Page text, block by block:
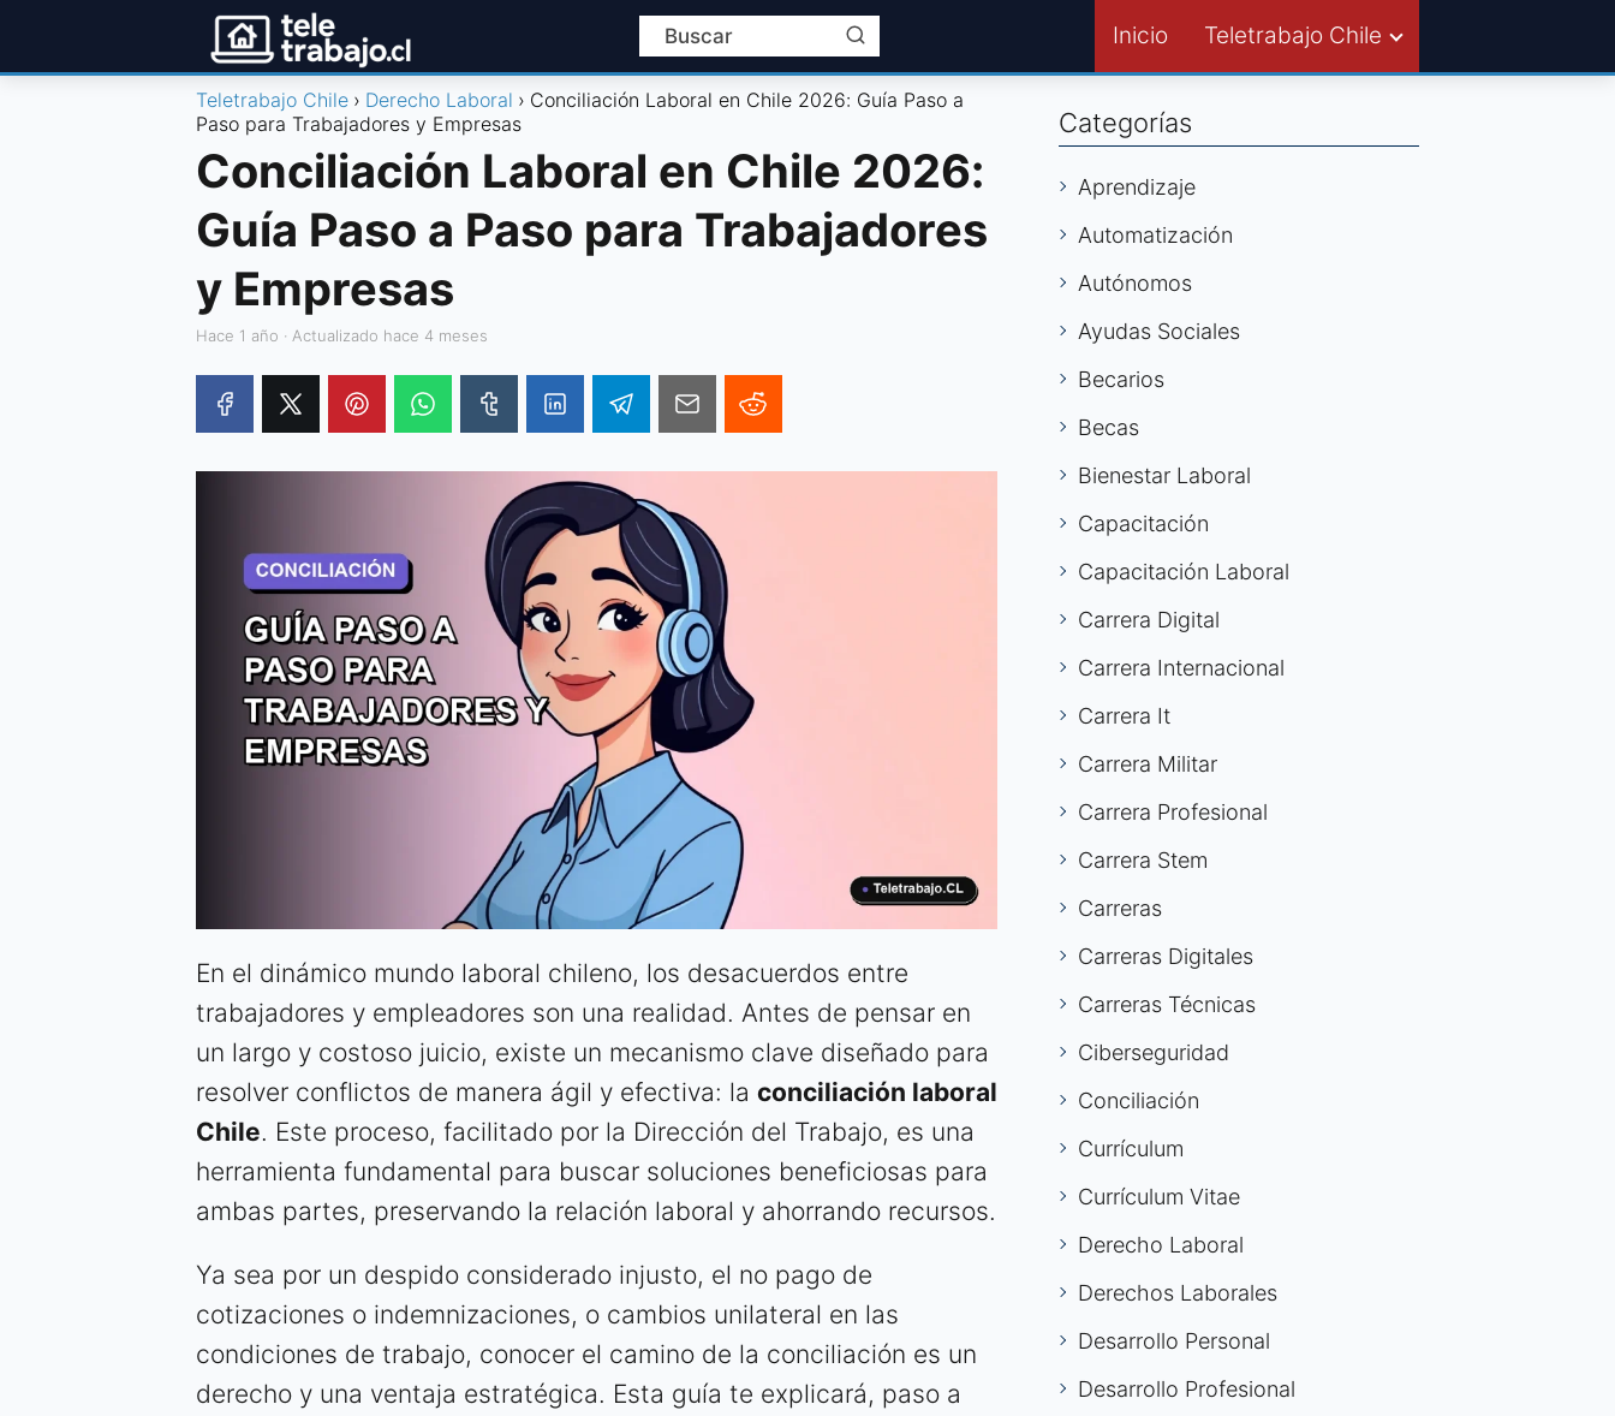
Inicio Teletrabajo Chile
Teletrabajo Chile Derecho Laboral
Conciliación Laboral en Chile 2026: Guía Paso a
Paso para Trabajadores y Empresas
Conciliación Laboral en Chile 2026:
Guía Paso a Paso para Trabajadores
y Empresas
hace 1 año · Actualizado hace 4 meses
En el dinámico mundo laboral chileno, los desacuerdos entre
trabajadores y empleadores son una realidad. Antes de pensar en
un largo y costoso juicio, existe un mecanismo clave diseñado para
resolver conflictos de manera ágil y efectiva: la conciliación laboral
Chile. Este proceso, facilitado por la Dirección del Trabajo, es una
herramienta fundamental para buscar soluciones beneficiosas para
ambas partes, preservando la relación laboral y ahorrando recursos.
Ya sea por un despido considerado injusto, el no pago de
cotizaciones o indemnizaciones, o cambios unilateral en las
condiciones de trabajo, conocer el camino de la conciliación es un
derecho y una ventaja estratégica. Esta guía te explicará, paso a
Categorías
Aprendizaje
Automatización
Autónomos
Ayudas Sociales
Becarios
Becas
Bienestar Laboral
Capacitación
Capacitación Laboral
Carrera Digital
Carrera Internacional
Carrera It
Carrera Militar
Carrera Profesional
Carrera Stem
Carreras
Carreras Digitales
Carreras Técnicas
Ciberseguridad
Conciliación
Currículum
Currículum Vitae
Derecho Laboral
Derechos Laborales
Desarrollo Personal
Desarrollo Profesional